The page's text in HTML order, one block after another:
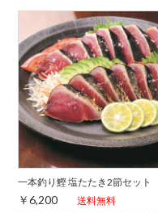
一本釣り鰹 塩たたき2節セット
￥6,200 送料無料